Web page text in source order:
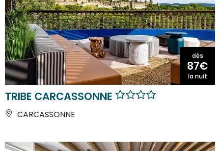
dès
87€
la nuit
TRIBE CARCASSONNE
CARCASSONNE